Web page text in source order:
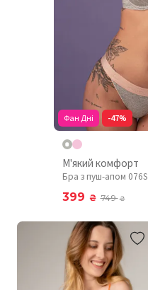
Фан Дні -47%
М'який комфорт
Бра з пуш-апом 076S
399 ₴ 749₴